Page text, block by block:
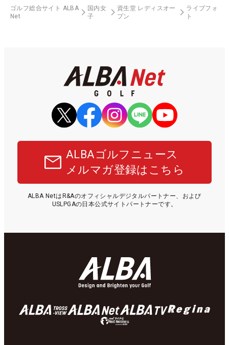
ゴルフ総合サイト ALBA
Net
国内女
子
資生堂 レディスオー
プン
ライブフォ
ト
ALBAゴルフニュース
メルマガ登録はこちら
ALBA NetはR&Aのオフィシャルデジタルパートナー、および
USLPGAの日本公式サイトパートナーです。